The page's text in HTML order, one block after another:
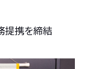
提携を締結